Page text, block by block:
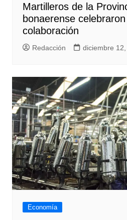
Martilleros de la
bonaerense
colaboración
Redacción diciembre
Economía